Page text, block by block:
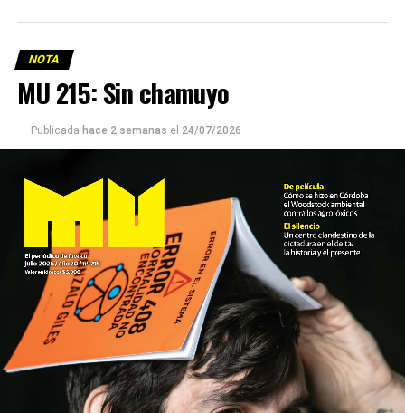
NOTA
MU 215: Sin chamuyo
Publicada hace 2 semanas el 24/07/2026